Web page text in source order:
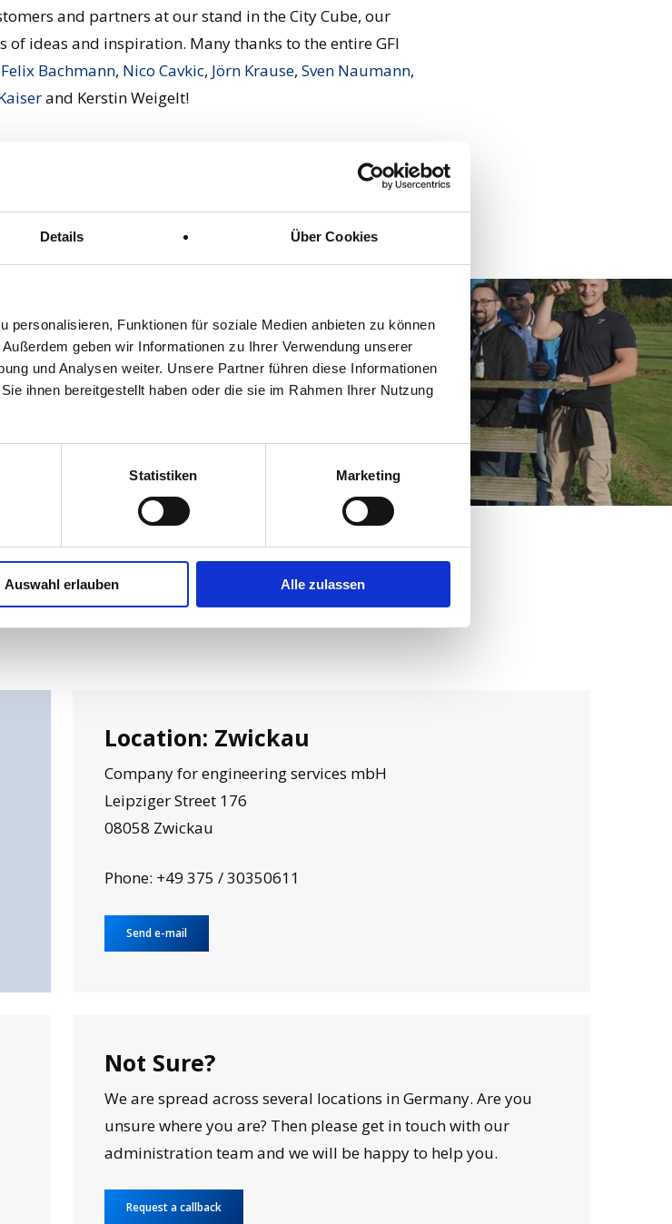
Details Über Cookies
personalisieren, Funktionen für soziale Medien anbieten zu können
geben wir Informationen zu Ihrer Verwendung unserer
und Analysen weiter. Unsere Partner führen diese Informationen
ihnen bereitgestellt haben oder die sie im Rahmen Ihrer Nutzung
Statistiken Marketing
Auswahl erlauben Alle zulassen
and partners at our stand in the City Cube, our
ideas and inspiration. Many thanks to the entire GFI
Felix Bachmann, Nico Cavkic, Jörn Krause, Sven Naumann,
and Kerstin Weigelt!
Next Post
TURNS 55
Location: Zwickau
Company for engineering services mbH
Leipziger Street 176
08058 Zwickau
Phone: +49 375 / 30350611
Send e-mail
Not Sure?
We are spread across several locations in Germany. Are you
unsure where you are? Then please get in touch with our
administration team and we will be happy to help you.
Request a callback